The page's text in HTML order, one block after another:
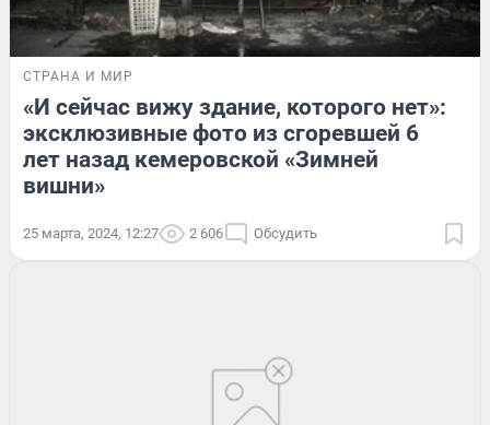
СТРАНА И МИР
«И сейчас вижу здание, которого нет»:
эксклюзивные фото из сгоревшей 6
лет назад кемеровской «Зимней
вишни»
25 марта, 2024, 12:27 2 606 Обсудить